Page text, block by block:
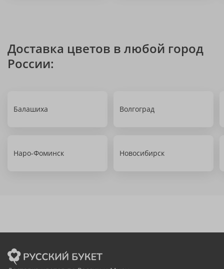
Доставка цветов в любой город
России:
Балашиха Волгоград
Наро-Фоминск Новосибирск